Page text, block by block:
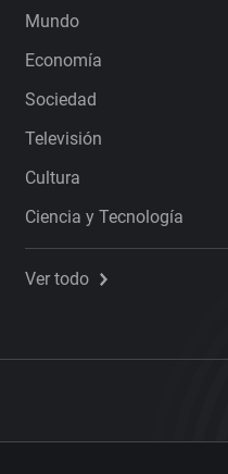
Mundo
Economía
Sociedad
Televisión
Cultura
Ciencia y Tecnología
Ver todo